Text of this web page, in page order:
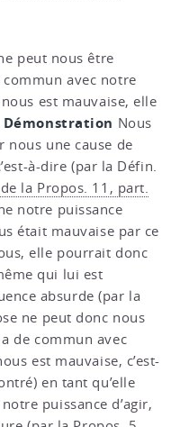
peut nous être
commun avec notre
est mauvaise, elle
Démonstration Nous
nous une cause de
à-dire (par la Défin.
la Propos. 11, part.
notre puissance
était mauvaise par ce
elle pourrait donc
qui lui est
absurde (par la
ne peut donc nous
de commun avec
est mauvaise, c’est-
en tant qu’elle
puissance d’agir,